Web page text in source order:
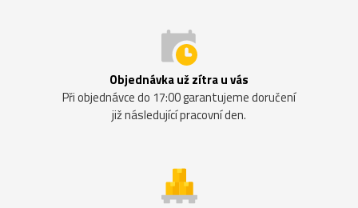
Objednávka už zítra u vás
Při objednávce do 17:00 garantujeme doručení
již následující pracovní den.